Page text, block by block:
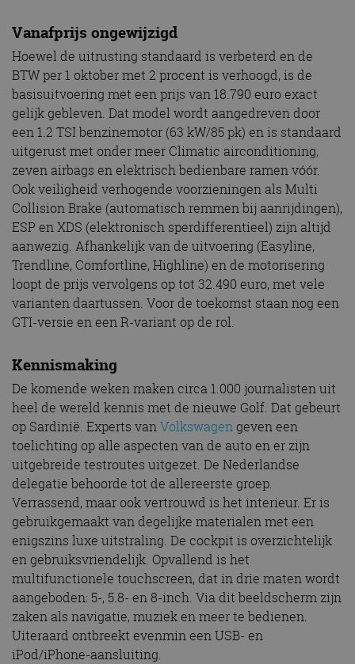
Vanafprijs ongewijzigd
Hoewel de uitrusting standaard is verbeterd en de
BTW per 1 oktober met 2 procent is verhoogd, is de
basisuitvoering met een prijs van 18.790 euro exact
gelijk gebleven. Dat model wordt aangedreven door
een 1.2 TSI benzinemotor (63 kW/85 pk) en is standaard
uitgerust met onder meer Climatic airconditioning,
zeven airbags en elektrisch bedienbare ramen vóór.
Ook veiligheid verhogende voorzieningen als Multi
Collision Brake (automatisch remmen bij aanrijdingen),
ESP en XDS (elektronisch sperdifferentieel) zijn altijd
aanwezig. Afhankelijk van de uitvoering (Easyline,
Trendline, Comfortline, Highline) en de motorisering
loopt de prijs vervolgens op tot 32.490 euro, met vele
varianten daartussen. Voor de toekomst staan nog een
GTI-versie en een R-variant op de rol.
Kennismaking
De komende weken maken circa 1.000 journalisten uit
heel de wereld kennis met de nieuwe Golf. Dat gebeurt
op Sardinië. Experts vanVolkswagen geven een
toelichting op alle aspecten van de auto en er zijn
uitgebreide testroutes uitgezet. De Nederlandse
delegatie behoorde tot de allereerste groep.
Verrassend, maar ook vertrouwd is het interieur. Er is
gebruikgemaakt van degelijke materialen met een
enigszins luxe uitstraling. De cockpit is overzichtelijk
en gebruiksvriendelijk. Opvallend is het
multifunctionele touchscreen, dat in drie maten wordt
aangeboden: 5-, 5.8- en 8-inch. Via dit beeldscherm zijn
zaken als navigatie, muziek en meer te bedienen.
Uiteraard ontbreekt evenmin een USB- en
iPod/iPhone-aansluiting.